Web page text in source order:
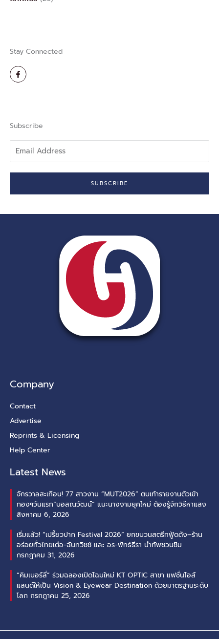
Stay Connected
F
a
c
-
f
Subscribe
Address
SUBSCRIBE
Company
Contact
Advertise
Reprints & Licensing
Help Center
Latest News
จักรวาลสะเทือน! 77 สาวงาม “MUT2026” ตบเท้ารายงานตัวเข้า
กองฯวันแรก“บอสณวัฒน์” แนะนางงามยุคใหม่ ต้องรู้จักวิธีหาแสง
สิงหาคม 6, 2026
เริ่มแล้ว! “เปรี้ยวปาก Festival 2026” ยกขบวนสตรีทฟู้ดดัง–ร้าน
อร่อยทั่วไทยเต๋อ-ฉันทวิชช์ และ อร-พัทธ์ธีรา นำทัพชวนชิม
กรกฎาคม 31, 2026
“คิมเบอร์ลี่” ร่วมฉลองเปิดโฉมใหม่ KT OPTIC สาขา แฟชั่นไอส์
แลนด์ให้เป็น Vision & Eyewear Destination ด้วยมาตรฐานระดับ
โลก กรกฎาคม 25, 2026